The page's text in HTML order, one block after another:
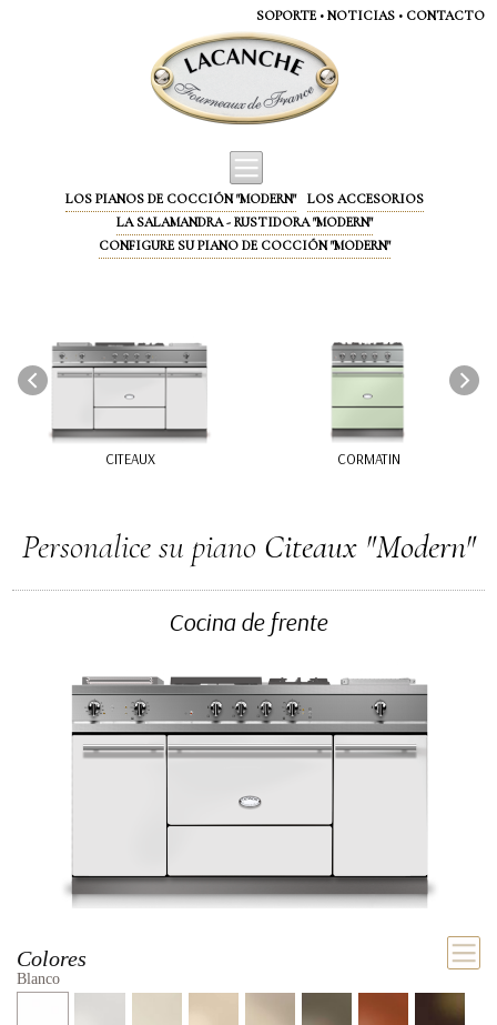
SOPORTE• NOTICIAS• CONTACTO
LOS PIANOS DE COCCIÓN "MODERN"
LOS ACCESORIOS
LA SALAMANDRA - RUSTIDORA "MODERN"
CONFIGURE SU PIANO DE COCCIÓN "MODERN"
Personalice su piano Citeaux "Modern"
Cocina de frente
Colores
Blanco